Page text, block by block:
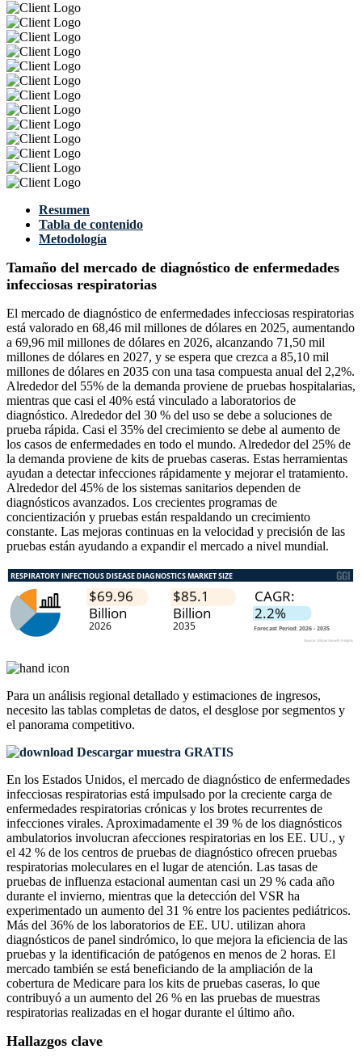
Resumen
Tabla de contenido
Metodología
Tamaño del mercado de diagnóstico de enfermedades
infecciosas respiratorias
El mercado de diagnóstico de enfermedades infecciosas respiratorias
está valorado en 68,46 mil millones de dólares en 2025, aumentando
a 69,96 mil millones de dólares en 2026, alcanzando 71,50 mil
millones de dólares en 2027, y se espera que crezca a 85,10 mil
millones de dólares en 2035 con una tasa compuesta anual del 2,2%.
Alrededor del 55% de la demanda proviene de pruebas hospitalarias,
mientras que casi el 40% está vinculado a laboratorios de
diagnóstico. Alrededor del 30 % del uso se debe a soluciones de
prueba rápida. Casi el 35% del crecimiento se debe al aumento de
los casos de enfermedades en todo el mundo. Alrededor del 25% de
la demanda proviene de kits de pruebas caseras. Estas herramientas
ayudan a detectar infecciones rápidamente y mejorar el tratamiento.
Alrededor del 45% de los sistemas sanitarios dependen de
diagnósticos avanzados. Los crecientes programas de
concientización y pruebas están respaldando un crecimiento
constante. Las mejoras continuas en la velocidad y precisión de las
pruebas están ayudando a expandir el mercado a nivel mundial.
Para un análisis regional detallado y estimaciones de ingresos,
necesito las tablas completas de datos, el desglose por segmentos y
el panorama competitivo.
Descargar muestra GRATIS
En los Estados Unidos, el mercado de diagnóstico de enfermedades
infecciosas respiratorias está impulsado por la creciente carga de
enfermedades respiratorias crónicas y los brotes recurrentes de
infecciones virales. Aproximadamente el 39 % de los diagnósticos
ambulatorios involucran afecciones respiratorias en los EE. UU., y
el 42 % de los centros de pruebas de diagnóstico ofrecen pruebas
respiratorias moleculares en el lugar de atención. Las tasas de
pruebas de influenza estacional aumentan casi un 29 % cada año
durante el invierno, mientras que la detección del VSR ha
experimentado un aumento del 31 % entre los pacientes pediátricos.
Más del 36% de los laboratorios de EE. UU. utilizan ahora
diagnósticos de panel sindrómico, lo que mejora la eficiencia de las
pruebas y la identificación de patógenos en menos de 2 horas. El
mercado también se está beneficiando de la ampliación de la
cobertura de Medicare para los kits de pruebas caseras, lo que
contribuyó a un aumento del 26 % en las pruebas de muestras
respiratorias realizadas en el hogar durante el último año.
Hallazgos clave